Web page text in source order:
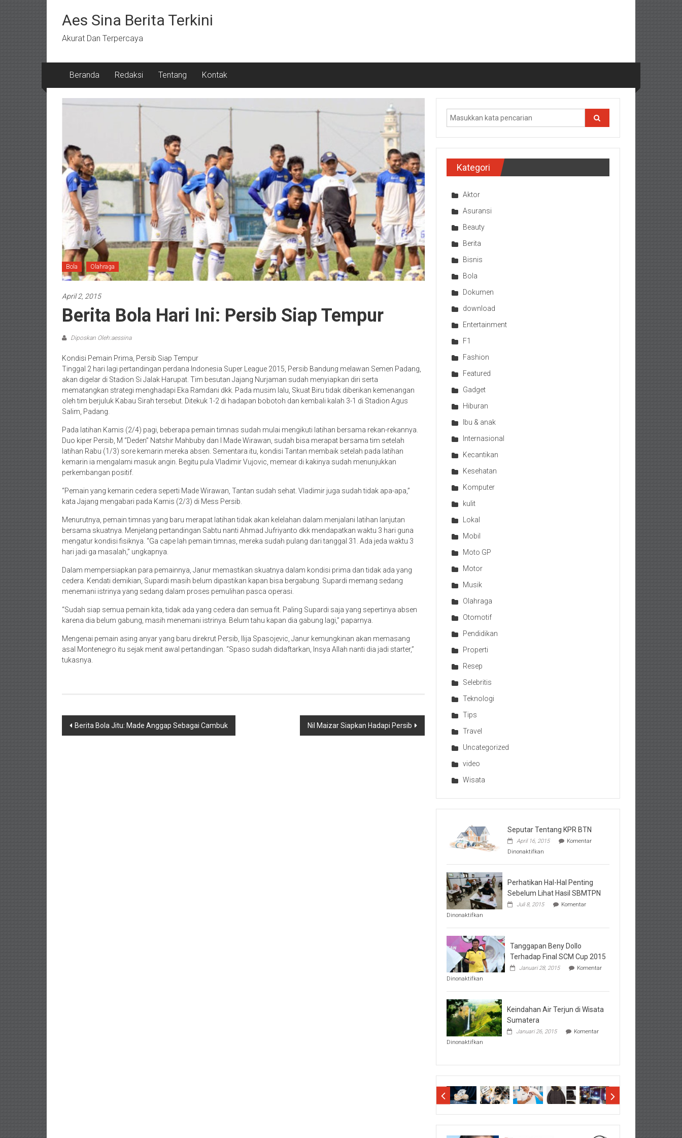
kontenAes Sina Berita Terkini
Akurat Dan Terpercaya
Beranda Redaksi Tentang Kontak
Bola Olahraga
April 2, 2015
Berita Bola Hari Ini: Persib Siap Tempur
Diposkan Oleh:aessina
Kondisi Pemain Prima, Persib Siap Tempur
Tinggal 2 hari lagi pertandingan perdana Indonesia Super League 2015, Persib Bandung melawan Semen Padang,
akan digelar di Stadion Si Jalak Harupat. Tim besutan Jajang Nurjaman sudah menyiapkan diri serta
mematangkan strategi menghadapi Eka Ramdani dkk. Pada musim lalu, Skuat Biru tidak diberikan kemenangan
oleh tim berjuluk Kabau Sirah tersebut. Ditekuk 1-2 di hadapan bobotoh dan kembali kalah 3-1 di Stadion Agus
Salim, Padang.
Pada latihan Kamis (2/4) pagi, beberapa pemain timnas sudah mulai mengikuti latihan bersama rekan-rekannya.
Duo kiper Persib, M “Deden” Natshir Mahbuby dan I Made Wirawan, sudah bisa merapat bersama tim setelah
latihan Rabu (1/3) sore kemarin mereka absen. Sementara itu, kondisi Tantan membaik setelah pada latihan
kemarin ia mengalami masuk angin. Begitu pula Vladimir Vujovic, memear di kakinya sudah menunjukkan
perkembangan positif.
“Pemain yang kemarin cedera seperti Made Wirawan, Tantan sudah sehat. Vladimir juga sudah tidak apa-apa,”
kata Jajang mengabari pada Kamis (2/3) di Mess Persib.
Menurutnya, pemain timnas yang baru merapat latihan tidak akan kelelahan dalam menjalani latihan lanjutan
bersama skuatnya. Menjelang pertandingan Sabtu nanti Ahmad Jufriyanto dkk mendapatkan waktu 3 hari guna
mengatur kondisi fisiknya. “Ga cape lah pemain timnas, mereka sudah pulang dari tanggal 31. Ada jeda waktu 3
hari jadi ga masalah,” ungkapnya.
Dalam mempersiapkan para pemainnya, Janur memastikan skuatnya dalam kondisi prima dan tidak ada yang
cedera. Kendati demikian, Supardi masih belum dipastikan kapan bisa bergabung. Supardi memang sedang
menemani istrinya yang sedang dalam proses pemulihan pasca operasi.
“Sudah siap semua pemain kita, tidak ada yang cedera dan semua fit. Paling Supardi saja yang sepertinya absen
karena dia belum gabung, masih menemani istrinya. Belum tahu kapan dia gabung lagi,” paparnya.
Mengenai pemain asing anyar yang baru direkrut Persib, Ilija Spasojevic, Janur kemungkinan akan memasang
asal Montenegro itu sejak menit awal pertandingan. “Spaso sudah didaftarkan, Insya Allah nanti dia jadi starter,”
tukasnya.
Navigasi
Berita Bola Jitu: Made Anggap Sebagai Cambuk Nil Maizar Siapkan Hadapi Persib
Kategori
Aktor
Asuransi
Beauty
Berita
Bisnis
Bola
Dokumen
download
Entertainment
F1
Fashion
Featured
Gadget
Hiburan
Ibu & anak
Internasional
Kecantikan
Kesehatan
Komputer
kulit
Lokal
Mobil
Moto GP
Motor
Musik
Olahraga
Otomotif
Pendidikan
Properti
Resep
Selebritis
Teknologi
Tips
Travel
Uncategorized
video
Wisata
Seputar Tentang KPR BTN
April 16, 2015
Komentar
Dinonaktifkan
Tentang
BTN
Perhatikan Hal-Hal Penting
Sebelum Lihat Hasil SBMTPN
Juli 8, 2015
Komentar
Dinonaktifkan
Hal-
Hal
Penting
Sebelum
Lihat
Hasil
Tanggapan Beny Dollo
Terhadap Final SCM Cup 2015
Januari 28, 2015
Komentar
Dinonaktifkan
Beny
Dollo
Terhadap
Final
SCM
Cup
Keindahan Air Terjun di Wisata
Sumatera
Januari 26, 2015
Komentar
Dinonaktifkan
Terjun
Sumatera